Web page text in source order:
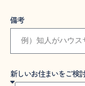
備考
新しいお住まいをご検